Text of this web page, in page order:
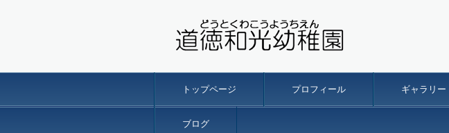
トップページ プロフィール ギャラリー
ブログ